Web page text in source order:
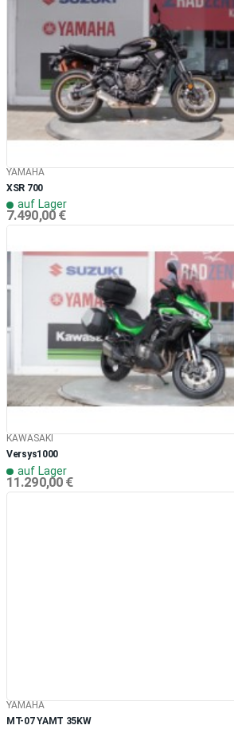
YAMAHA
XSR 700
auf Lager
7.490,00 €
KAWASAKI
Versys1000
auf Lager
11.290,00 €
YAMAHA
MT-07 YAMT 35KW